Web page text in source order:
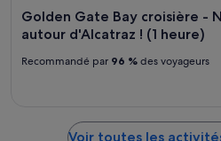
Golden Gate Bay croisière -
autour d'Alcatraz ! (1 heure)
Recommandé par 96 % des voyageurs
Voir toutes les